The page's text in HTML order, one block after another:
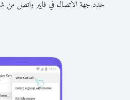
حدد جهة الاتصال في فايبر واتصل من